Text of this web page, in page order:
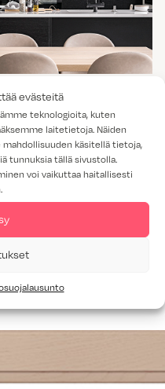
evästeitä
teknologioita, kuten
laitetietoja. Näiden
käsitellä tietoja,
tunnuksia tällä sivustolla.
voi vaikuttaa haitallisesti